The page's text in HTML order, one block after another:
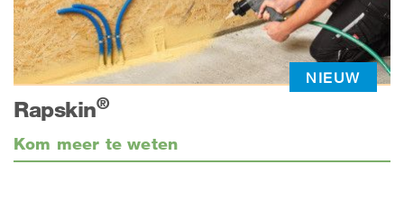
NIEUW
Rapskin®
Kom meer te weten